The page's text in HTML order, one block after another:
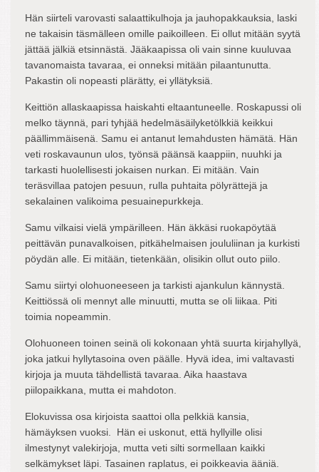
Hän siirteli varovasti salaattikulhoja ja jauhopakkauksia, laski
ne takaisin täsmälleen omille paikoilleen. Ei ollut mitään syytä
jättää jälkiä etsinnästä. Jääkaapissa oli vain sinne kuuluvaa
tavanomaista tavaraa, ei onneksi mitään pilaantunutta.
Pakastin oli nopeasti plärätty, ei yllätyksiä.
Keittiön allaskaapissa haiskahti eltaantuneelle. Roskapussi oli
melko täynnä, pari tyhjää hedelmäsäilyketölkkiä keikkui
päällimmäisenä. Samu ei antanut lemahdusten hämätä. Hän
veti roskavaunun ulos, työnsä päänsä kaappiin, nuuhki ja
tarkasti huolellisesti jokaisen nurkan. Ei mitään. Vain
teräsvillaa patojen pesuun, rulla puhtaita pölyrättejä ja
sekalainen valikoima pesuainepurkkeja.
Samu vilkaisi vielä ympärilleen. Hän äkkäsi ruokapöytää
peittävän punavalkoisen, pitkähelmaisen joululiinan ja kurkisti
pöydän alle. Ei mitään, tietenkään, olisikin ollut outo piilo.
Samu siirtyi olohuoneeseen ja tarkisti ajankulun kännystä.
Keittiössä oli mennyt alle minuutti, mutta se oli liikaa. Piti
toimia nopeammin.
Olohuoneen toinen seinä oli kokonaan yhtä suurta kirjahyllyä,
joka jatkui hyllytasoina oven päälle. Hyvä idea, imi valtavasti
kirjoja ja muuta tähdellistä tavaraa. Aika haastava
piilopaikkana, mutta ei mahdoton.
Elokuvissa osa kirjoista saattoi olla pelkkiä kansia,
hämäyksen vuoksi. Hän ei uskonut, että hyllyille olisi
ilmestynyt valekirjoja, mutta veti silti sormellaan kaikki
selkämykset läpi. Tasainen raplatus, ei poikkeavia ääniä.